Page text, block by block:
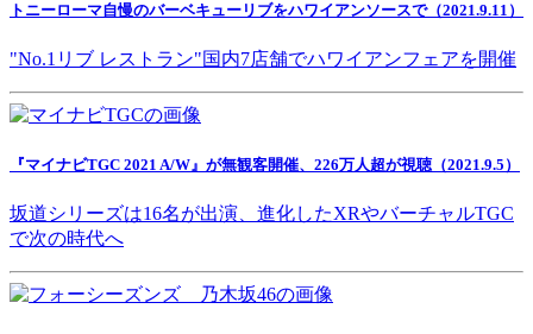
トニーローマ自慢のバーベキューリブをハワイアンソースで（2021.9.11）
"No.1リブ レストラン"国内7店舗でハワイアンフェアを開催
『マイナビTGC 2021 A/W』が無観客開催、226万人超が視聴（2021.9.5）
坂道シリーズは16名が出演、進化したXRやバーチャルTGC
で次の時代へ